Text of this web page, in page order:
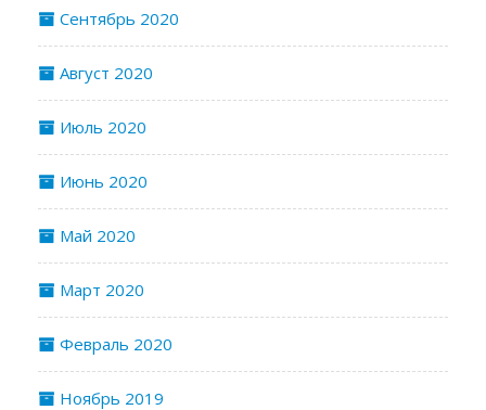
Сентябрь 2020
Август 2020
Июль 2020
Июнь 2020
Май 2020
Март 2020
Февраль 2020
Ноябрь 2019